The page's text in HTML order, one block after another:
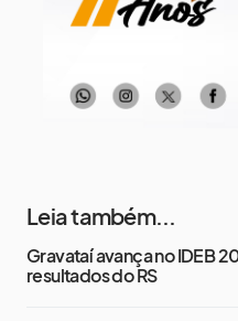
Leia também...
Gravataí avança no IDEB
resultados do RS